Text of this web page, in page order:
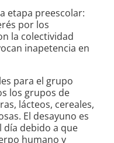
etapa preescolar:
por los
la colectividad
inapetencia en
para el grupo
los grupos de
lácteos, cereales,
El desayuno es
debido a que
humano y